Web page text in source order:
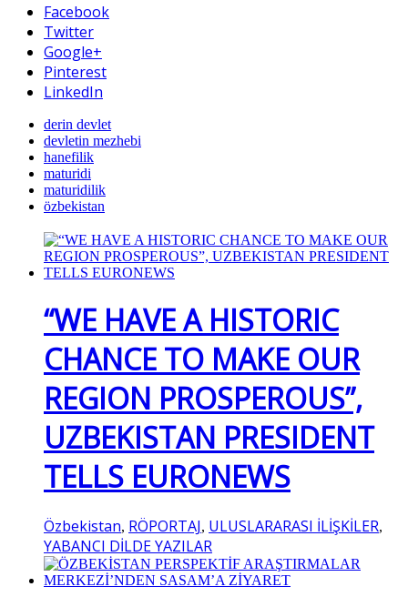
Facebook
Twitter
Google+
Pinterest
LinkedIn
derin devlet
devletin mezhebi
hanefilik
maturidi
maturidilik
özbekistan
“WE HAVE A HISTORIC
CHANCE TO MAKE OUR
REGION PROSPEROUS”,
UZBEKISTAN PRESIDENT
TELLS EURONEWS
Özbekistan, RÖPORTAJ, ULUSLARARASI İLİŞKİLER,
YABANCI DİLDE YAZILAR